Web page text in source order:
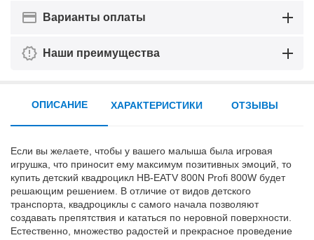
Варианты оплаты
Наши преимущества
ОПИСАНИЕ
Если вы желаете, чтобы у вашего малыша была игровая
игрушка, что приносит ему максимум позитивных эмоций, то
купить детский квадроцикл HB-EATV 800N Profi 800W будет
решающим решением. В отличие от видов детского
транспорта, квадроциклы с самого начала позволяют
создавать препятствия и кататься по неровной поверхности.
Естественно, множество радостей и прекрасное проведение
ХАРАКТЕРИСТИКИ ОТЗЫВЫ